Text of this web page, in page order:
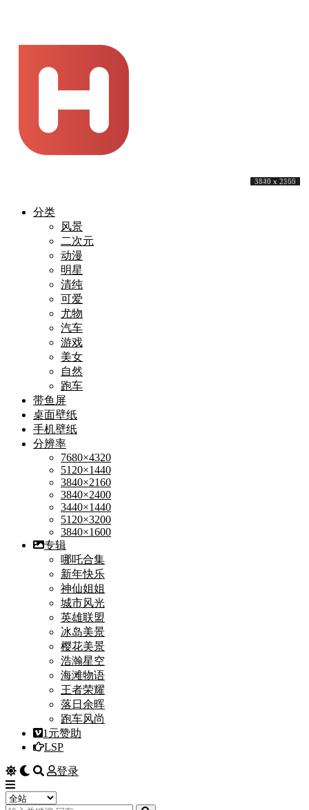
分类
风景
二次元
动漫
明星
清纯
可爱
尤物
汽车
游戏
美女
自然
跑车
带鱼屏
桌面壁纸
手机壁纸
分辨率
7680×4320
5120×1440
3840×2160
3840×2400
3440×1440
5120×3200
3840×1600
专辑
哪吒合集
新年快乐
神仙姐姐
城市风光
英雄联盟
冰岛美景
樱花美景
浩瀚星空
海滩物语
王者荣耀
落日余晖
跑车风尚
1元赞助
LSP
登录
3840 x 2160
5120 x 3200
5120 x 3200
3840 x 2160
5120 x 3200
5120 x 3200
4579 x 2616
5120 x 3200
3840 x 2160
3840 x 2555